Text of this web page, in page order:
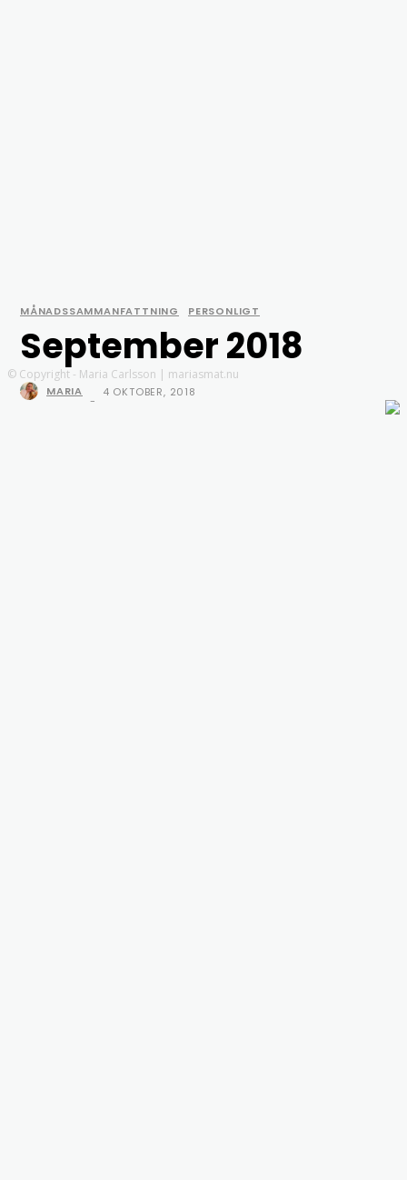
MÅNADSSAMMANFATTNING PERSONLIGT
September 2018
MARIA
-
4 OKTOBER, 2018
© Copyright - Maria Carlsson | mariasmat.nu